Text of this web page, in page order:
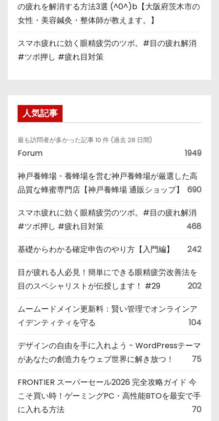
の疲れを解消する方法3選 (^0^)b【大阪府茨木市の
女性・美容鍼灸・整体師が教えます。】
スマホ疲れに効く眼精疲労のツボ。#目の疲れ解消
#ツボ押し #疲れ目対策
人気記事
最も訪問者が多かった記事 10 件 (過去 28 日間)
Forum 1949
神戸養蜂場・養蜂場を営む神戸養蜂場が厳選した高
品質な蜂蜜専門店【神戸養蜂場 通販ショップ】
690
スマホ疲れに効く眼精疲労のツボ。#目の疲れ解消
#ツボ押し #疲れ目対策
468
基礎からわかる確定申告のやり方【入門編】 242
目が疲れる人必見！簡単にできる眼精疲労改善法を
目のスペシャリストが伝授します！ #29
202
ムームードメイン更新料：賢い管理でオンラインア
イデンティティを守る
104
デザインの自由を手に入れよう - WordPressテーマ
があなたの創造力をウェブ世界に解き放つ！
75
FRONTIER スーパーセール2026 完全攻略ガイド 今
こそ買い時！ゲーミングPC・高性能BTOを最安で手
に入れる方法
70